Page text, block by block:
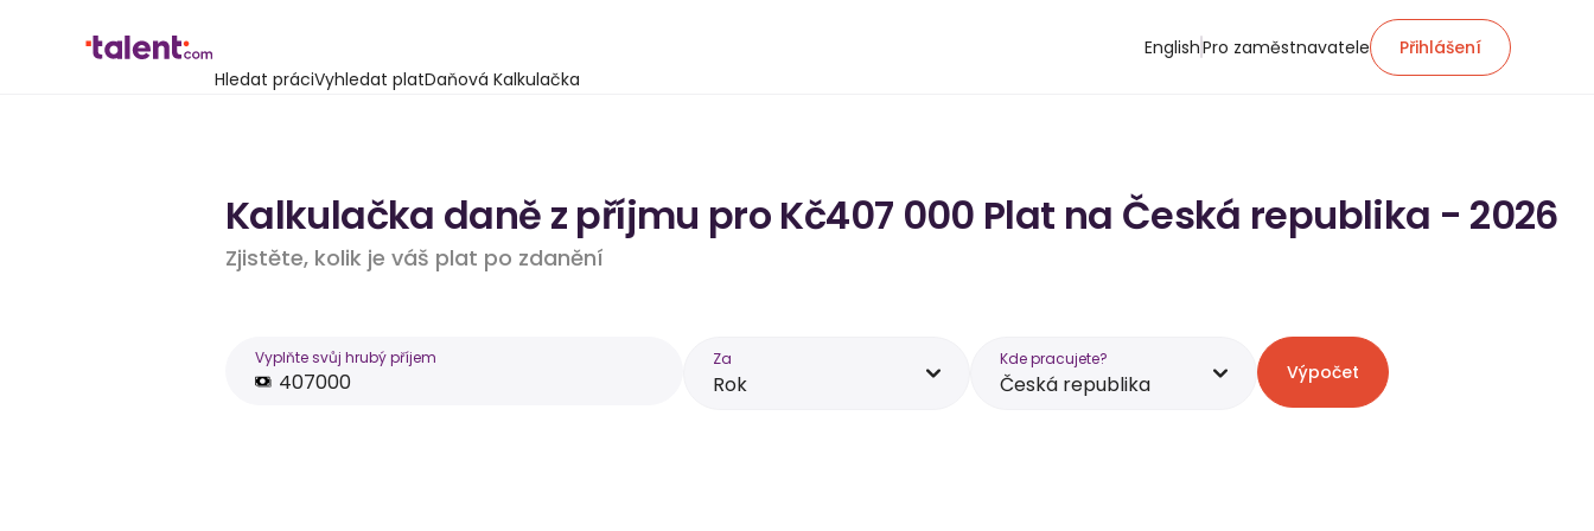
Hledat práciVyhledat platDaňová Kalkulačka
EnglishPro zaměstnavatele Přihlášení
Kalkulačka daně z příjmu pro Kč407 000 Plat na Česká republika - 2026
Zjistěte, kolik je váš plat po zdanění
Vyplňte svůj hrubý příjem Za
Rok
Kde pracujete?
Česká republika Výpočet